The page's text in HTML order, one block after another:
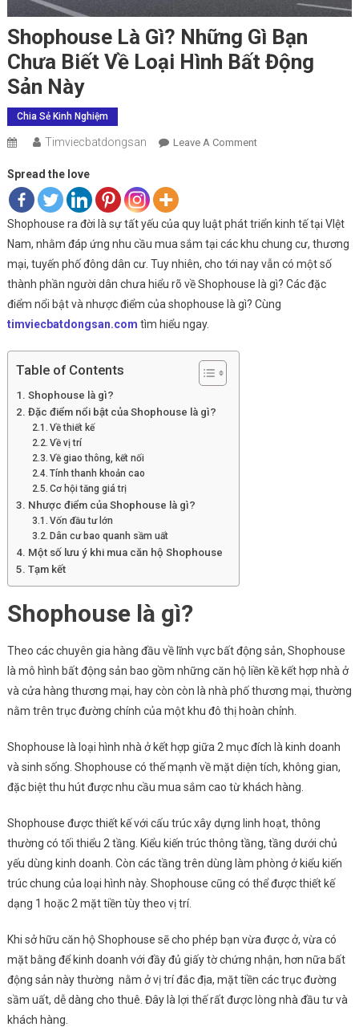
Shophouse Là Gì? Những Gì Bạn
Chưa Biết Về Loại Hình Bất Động
Sản Này
Chia Sẻ Kinh Nghiệm
Timviecbatdongsan Leave A CommentOn
Chưa
Biết
Về
Spread the love
Shophouse ra đời là sự tất yếu của quy luật phát triển kinh tế tại VIệt
Nam, nhằm đáp ứng nhu cầu mua sắm tại các khu chung cư, thương
mại, tuyến phố đông dân cư. Tuy nhiên, cho tới nay vẫn có một số
thành phần người dân chưa hiểu rõ về Shophouse là gì? Các đặc
điểm nổi bật và nhược điểm của shophouse là gì? Cùng
timviecbatdongsan.com tìm hiểu ngay.
Table of Contents
Shophouse là gì?
Đặc điểm nổi bật của Shophouse là gì?
Về thiết kế
Về vị trí
Về giao thông, kết nối
Tính thanh khoản cao
Cơ hội tăng giá trị
Nhược điểm của Shophouse là gì?
Vốn đầu tư lớn
Dân cư bao quanh sầm uất
Một số lưu ý khi mua căn hộ Shophouse
Tạm kết
Shophouse là gì?
Theo các chuyên gia hàng đầu về lĩnh vực bất động sản, Shophouse
là mô hình bất động sản bao gồm những căn hộ liền kề kết hợp nhà ở
và cửa hàng thương mại, hay còn còn là nhà phố thương mại, thường
nằm trên trục đường chính của một khu đô thị hoàn chỉnh.
Shophouse là loại hình nhà ở kết hợp giữa 2 mục đích là kinh doanh
và sinh sống. Shophouse có thế mạnh về mặt diện tích, không gian,
đặc biệt thu hút được nhu cầu mua sắm cao từ khách hàng.
Shophouse được thiết kế với cấu trúc xây dựng linh hoạt, thông
thường có tối thiểu 2 tầng. Kiểu kiến trúc thông tầng, tầng dưới chủ
yếu dùng kinh doanh. Còn các tầng trên dùng làm phòng ở kiểu kiến
trúc chung của loại hình này. Shophouse cũng có thể được thiết kế
dạng 1 hoặc 2 mặt tiền tùy theo vị trí.
Khi sở hữu căn hộ Shophouse sẽ cho phép bạn vừa được ở, vừa có
mặt bằng để kinh doanh với đầy đủ giấy tờ chứng nhận, hơn nữa bất
động sản này thường nằm ở vị trí đắc địa, mặt tiền các trục đường
sầm uất, dễ dàng cho thuê. Đây là lợi thế rất được lòng nhà đầu tư và
khách hàng.